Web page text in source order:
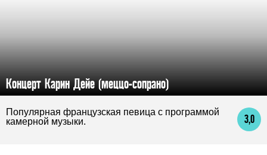
Концерт Карин Дейе (меццо-сопрано)
3,0
Популярная французская певица с программой
камерной музыки.